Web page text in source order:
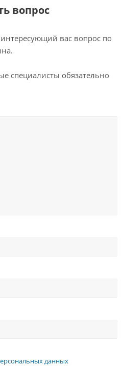
вопрос
вас вопрос по
специалисты обязательно
данных